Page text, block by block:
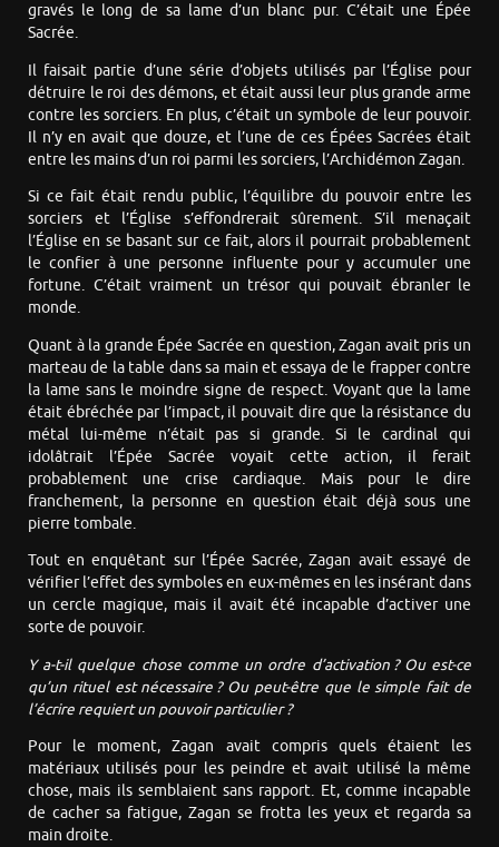
gravés le long de sa lame d’un blanc pur. C’était une Épée
Sacrée.
Il faisait partie d’une série d’objets utilisés par l’Église pour
détruire le roi des démons, et était aussi leur plus grande arme
contre les sorciers. En plus, c’était un symbole de leur pouvoir.
Il n’y en avait que douze, et l’une de ces Épées Sacrées était
entre les mains d’un roi parmi les sorciers, l’Archidémon Zagan.
Si ce fait était rendu public, l’équilibre du pouvoir entre les
sorciers et l’Église s’effondrerait sûrement. S’il menaçait
l’Église en se basant sur ce fait, alors il pourrait probablement
le confier à une personne influente pour y accumuler une
fortune. C’était vraiment un trésor qui pouvait ébranler le
monde.
Quant à la grande Épée Sacrée en question, Zagan avait pris un
marteau de la table dans sa main et essaya de le frapper contre
la lame sans le moindre signe de respect. Voyant que la lame
était ébréchée par l’impact, il pouvait dire que la résistance du
métal lui-même n’était pas si grande. Si le cardinal qui
idolâtrait l’Épée Sacrée voyait cette action, il ferait
probablement une crise cardiaque. Mais pour le dire
franchement, la personne en question était déjà sous une
pierre tombale.
Tout en enquêtant sur l’Épée Sacrée, Zagan avait essayé de
vérifier l’effet des symboles en eux-mêmes en les insérant dans
un cercle magique, mais il avait été incapable d’activer une
sorte de pouvoir.
Y a-t-il quelque chose comme un ordre d’activation ? Ou est-ce
qu’un rituel est nécessaire ? Ou peut-être que le simple fait de
l’écrire requiert un pouvoir particulier ?
Pour le moment, Zagan avait compris quels étaient les
matériaux utilisés pour les peindre et avait utilisé la même
chose, mais ils semblaient sans rapport. Et, comme incapable
de cacher sa fatigue, Zagan se frotta les yeux et regarda sa
main droite.